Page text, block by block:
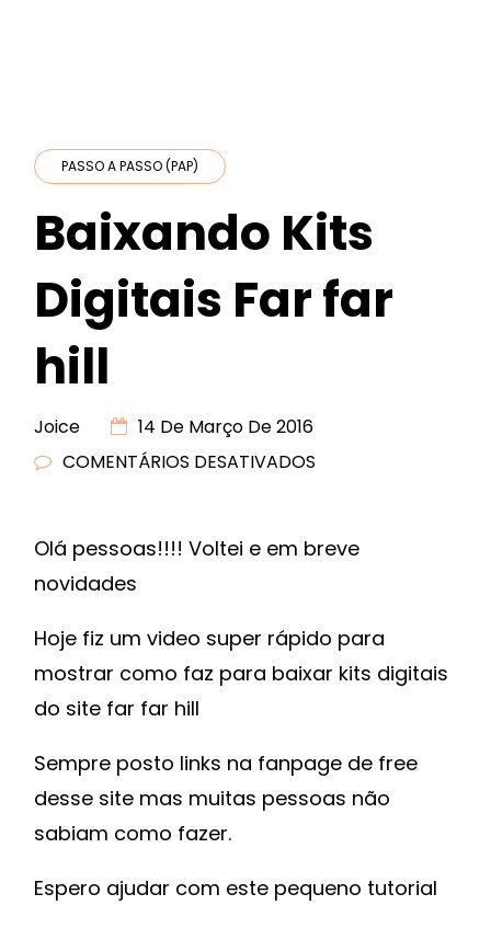
PASSO A PASSO (PAP)
Baixando Kits
Digitais Far far
hill
Joice
14 De Março De 2016
COMENTÁRIOS DESATIVADOS
DIGITAIS
HILL
Olá pessoas!!!! Voltei e em breve
novidades
Hoje fiz um video super rápido para
mostrar como faz para baixar kits digitais
do site far far hill
Sempre posto links na fanpage de free
desse site mas muitas pessoas não
sabiam como fazer.
Espero ajudar com este pequeno tutorial